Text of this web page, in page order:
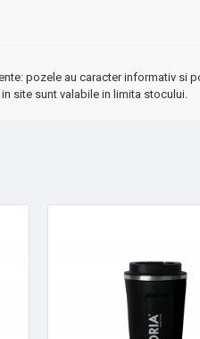
pozele au caracter informativ si
site sunt valabile in limita stocului.